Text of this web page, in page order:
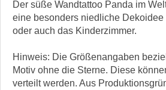
Der süße Wandtattoo Panda im
eine besonders niedliche Dekoidee
oder auch das Kinderzimmer.
Hinweis: Die Größenangaben
Motiv ohne die Sterne. Diese
verteilt werden. Aus